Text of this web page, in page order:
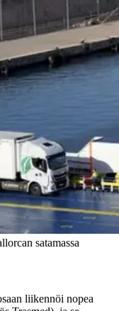
satamassa
liikennöi nopea